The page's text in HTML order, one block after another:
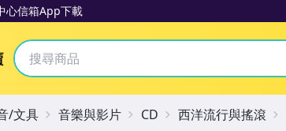
心信箱App下載
Yahoo拍賣
/文具 音樂與影片 CD 西洋流行與搖滾